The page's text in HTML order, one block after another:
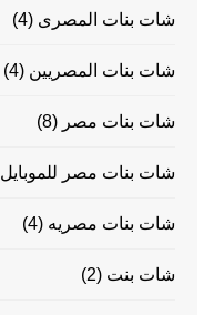
شات بنات المصرى (4)
شات بنات المصريين (4)
شات بنات مصر (8)
شات بنات مصر للموبايل
شات بنات مصريه (4)
شات بنت (2)